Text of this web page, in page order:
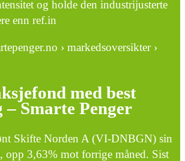
og holde den industrijusterte
enn ref.in
› markedsoversikter ›
med best
– Smarte Penger
Skifte Norden A (VI-DNBGN) sin
opp 3,63% mot forrige måned. Sist